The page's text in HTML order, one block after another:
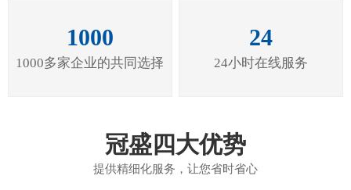
1000
1000多家企业的共同选择
24
24小时在线服务
冠盛四大优势
提供精细化服务，让您省时省心